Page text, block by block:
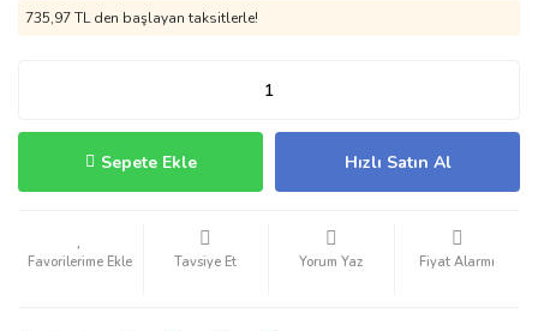
735,97 TL den başlayan taksitlerle!
Sepete Ekle Hızlı Satın Al
Tavsiye Et Yorum Yaz Fiyat Alarmı